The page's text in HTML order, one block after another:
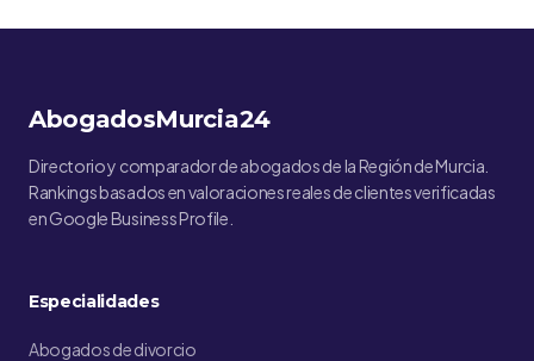
AbogadosMurcia24
Directorio y comparador de abogados de la Región de Murcia.
Rankings basados en valoraciones reales de clientes verificadas
en Google Business Profile.
Especialidades
Abogados de divorcio